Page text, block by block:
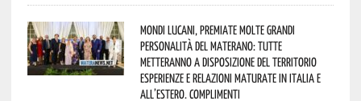
Mondi lucani, premiate molte grandi
personalità del materano: tutte
metteranno a disposizione del territorio
esperienze e relazioni maturate in Italia e
all’estero. Complimenti